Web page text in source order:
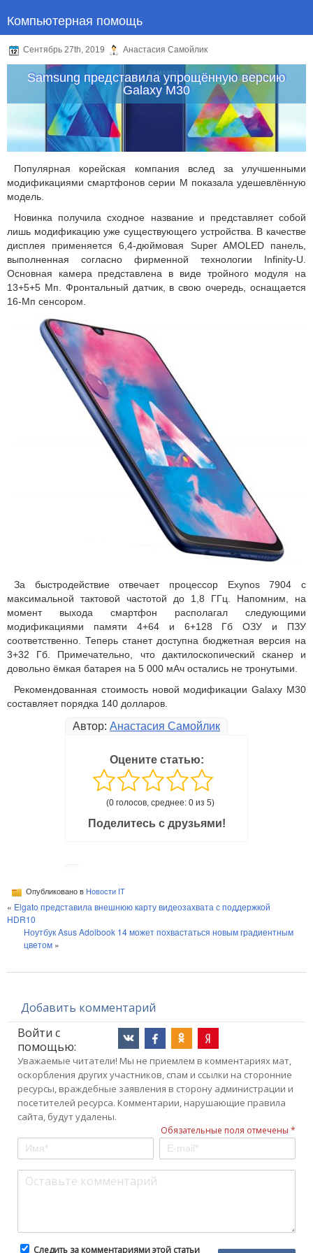
Компьютерная помощь
Сентябрь 27th, 2019 Анастасия Самойлик
Samsung представила упрощённую версию
Galaxy M30
Популярная корейская компания вслед за улучшенными
модификациями смартфонов серии M показала удешевлённую
модель.
Новинка получила сходное название и представляет собой
лишь модификацию уже существующего устройства. В качестве
дисплея применяется 6,4-дюймовая Super AMOLED панель,
выполненная согласно фирменной технологии Infinity-U.
Основная камера представлена в виде тройного модуля на
13+5+5 Мп. Фронтальный датчик, в свою очередь, оснащается
16-Мп сенсором.
За быстродействие отвечает процессор Exynos 7904 с
максимальной тактовой частотой до 1,8 ГГц. Напомним, на
момент выхода смартфон располагал следующими
модификациями памяти 4+64 и 6+128 Гб ОЗУ и ПЗУ
соответственно. Теперь станет доступна бюджетная версия на
3+32 Гб. Примечательно, что дактилоскопический сканер и
довольно ёмкая батарея на 5 000 мАч остались не тронутыми.
Рекомендованная стоимость новой модификации Galaxy M30
составляет порядка 140 долларов.
Автор: Анастасия Самойлик
Оцените статью:
(0 голосов, среднее: 0 из 5)
Поделитесь с друзьями!
Опубликовано в Новости IT
« Elgato представила внешнюю карту видеозахвата с поддержкой
HDR10
Ноутбук Asus Adolbook 14 может похвастаться новым градиентным
цветом »
Добавить комментарий
Войти с
помощью:
Уважаемые читатели! Мы не приемлем в комментариях мат,
оскорбления других участников, спам и ссылки на сторонние
ресурсы, враждебные заявления в сторону администрации и
посетителей ресурса. Комментарии, нарушающие правила
сайта, будут удалены.
Обязательные поля отмечены *
Следить за комментариями этой статьи